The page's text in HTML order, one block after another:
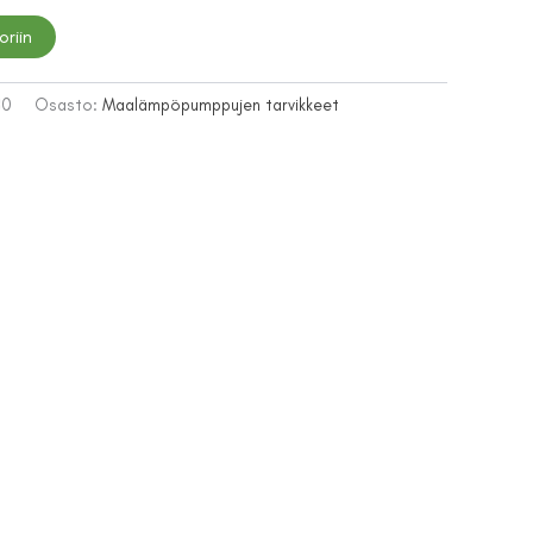
Osasto: Maalämpöpumppujen tarvikkeet